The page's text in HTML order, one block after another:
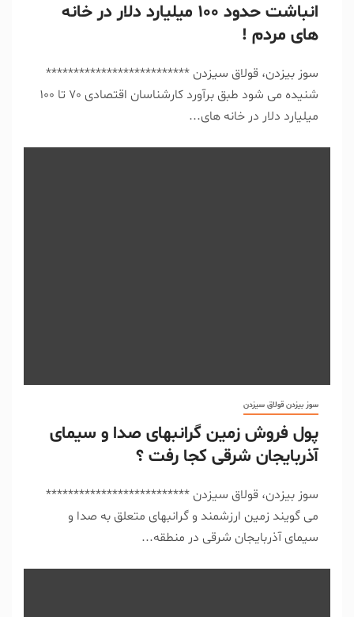
انباشت حدود ۱۰۰ میلیارد دلار در خانه
های مردم !
سوز بیزدن، قولاق سیزدن **************************
شنیده می شود طبق برآورد کارشناسان اقتصادی 70 تا 100
میلیارد دلار در خانه های...
سوز بیزدن قولاق سیزدن
پول فروش زمین گرانبهای صدا و سیمای
آذربایجان شرقی کجا رفت ؟
سوز بیزدن، قولاق سیزدن **************************
می گویند زمین ارزشمند و گرانبهای متعلق به صدا و
سیمای آذربایجان شرقی در منطقه...